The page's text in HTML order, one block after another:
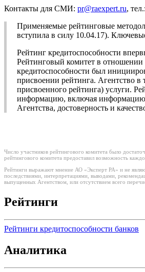
Контакты для СМИ: pr@raexpert.ru,
Применяемые рейтинговые
вступила в силу 10.04.17).
Рейтинг кредитоспособности
Рейтинговый комитет в отношении
кредитоспособности был
присвоении рейтинга. Агентство
присвоенного рейтинга) услуги.
информацию, включая информацию,
Агентства, достоверность и
Число участников рейтингового комитета было
рейтингового комитета предоставил возможность
Рейтинги выражают мнение АО «Эксперт РА» и не
последствиями, интерпретациями, выводами,
выпущенных Агентством, или отсутствием всего
Рейтинги
Рейтинги кредитоспособности банков
Аналитика